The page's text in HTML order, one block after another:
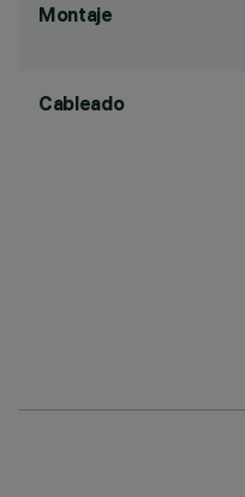
Montaje
Cableado